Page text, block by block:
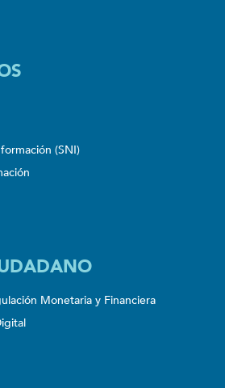
(SNI)
Monetaria y Financiera